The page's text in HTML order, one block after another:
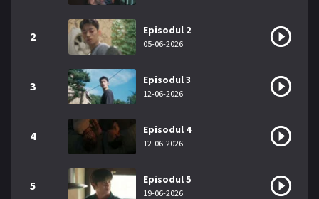
2 Episodul 2
05-06-2026
3 Episodul 3
12-06-2026
4 Episodul 4
12-06-2026
5 Episodul 5
19-06-2026